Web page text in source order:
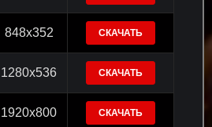
848x352 СКАЧАТЬ
1280x536 СКАЧАТЬ
1920x800 СКАЧАТЬ